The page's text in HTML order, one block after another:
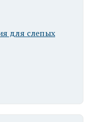
для слепых